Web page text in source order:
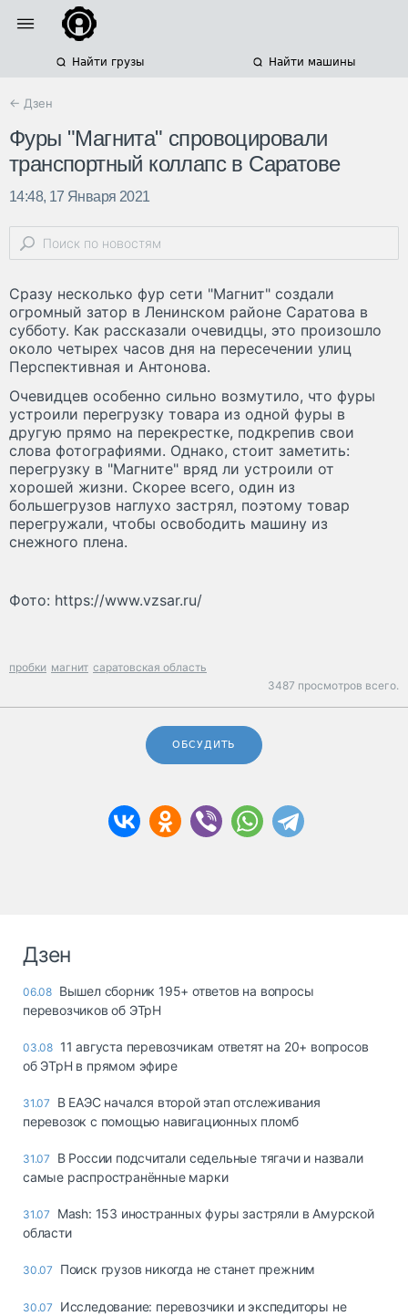
Найти грузы Найти машины
← Дзен
Фуры "Магнита" спровоцировали
транспортный коллапс в Саратове
14:48, 17 Января 2021
Сразу несколько фур сети "Магнит" создали
огромный затор в Ленинском районе Саратова в
субботу. Как рассказали очевидцы, это произошло
около четырех часов дня на пересечении улиц
Перспективная и Антонова.
Очевидцев особенно сильно возмутило, что фуры
устроили перегрузку товара из одной фуры в
другую прямо на перекрестке, подкрепив свои
слова фотографиями. Однако, стоит заметить:
перегрузку в "Магните" вряд ли устроили от
хорошей жизни. Скорее всего, один из
большегрузов наглухо застрял, поэтому товар
перегружали, чтобы освободить машину из
снежного плена.
Фото: https://www.vzsar.ru/
пробки магнит саратовская область
3487 просмотров всего.
ОБСУДИТЬ
Дзен
06.08 Вышел сборник 195+ ответов на вопросы
перевозчиков об ЭТрН
03.08 11 августа перевозчикам ответят на 20+ вопросов
об ЭТрН в прямом эфире
31.07
В ЕАЭС начался второй этап отслеживания
перевозок с помощью навигационных пломб
31.07
В России подсчитали седельные тягачи и назвали
самые распространённые марки
31.07
Mash: 153 иностранных фуры застряли в Амурской
области
30.07 Поиск грузов никогда не станет прежним
30.07
Исследование: перевозчики и экспедиторы не